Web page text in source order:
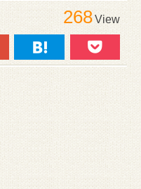
268View